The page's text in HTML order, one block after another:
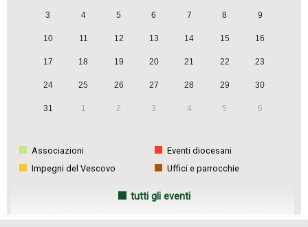
3 4 5 6 7 8 9
10 11 12 13 14 15 16
17 18 19 20 21 22 23
24 25 26 27 28 29 30
31 1 2 3 4 5 6
Associazioni
Eventi diocesani
Impegni del Vescovo
Uffici e parrocchie
tutti gli eventi